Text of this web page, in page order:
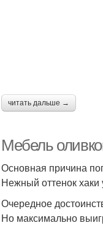
читать дальше →
Мебель
Основная причина
Нежный оттенок
Очередное
Но максимально